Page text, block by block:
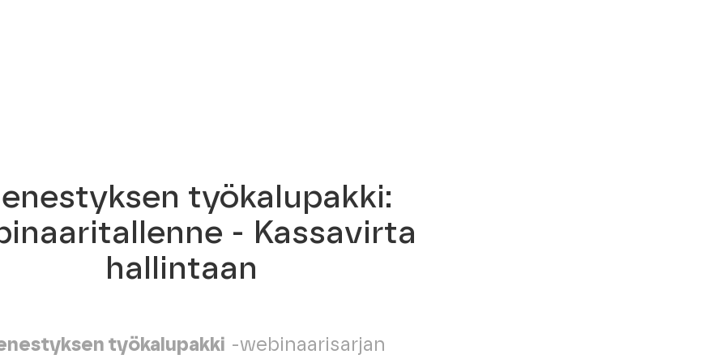
työkalupakki:
- Kassavirta
hallintaan
työkalupakki -webinaarisarjan